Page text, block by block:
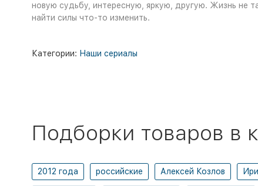
новую судьбу, интересную, яркую, другую. Жизнь не
найти силы что-то изменить.
Категории: Наши сериалы
Подборки товаров в
2012 года российские Алексей Козлов